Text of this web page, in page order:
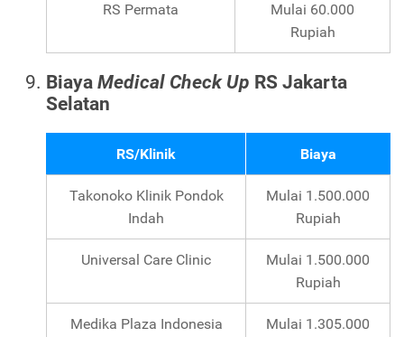
RS Permata
Mulai 60.000
Rupiah
Biaya Medical Check Up RS Jakarta
Selatan
RS/Klinik Biaya
Takonoko Klinik Pondok
Indah
Mulai 1.500.000
Rupiah
Universal Care Clinic
Mulai 1.500.000
Rupiah
Medika Plaza Indonesia
Mulai 1.305.000